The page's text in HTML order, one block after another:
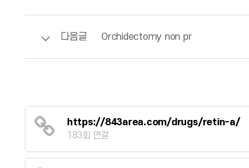
다음글 Orchidectomy non pr
https://843area.com/drugs/retin-a/
183회 연결